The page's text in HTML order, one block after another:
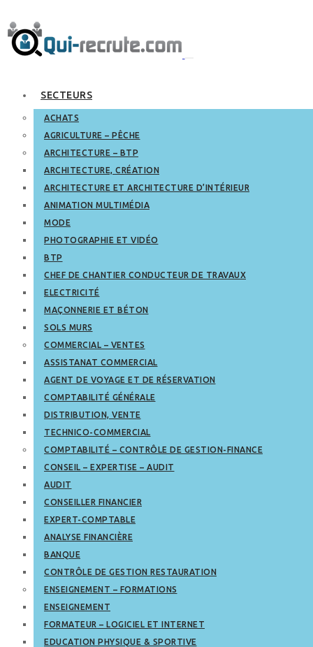
SECTEURS
ACHATS
AGRICULTURE – PÊCHE
ARCHITECTURE – BTP
ARCHITECTURE, CRÉATION
ARCHITECTURE ET ARCHITECTURE D’INTÉRIEUR
ANIMATION MULTIMÉDIA
MODE
PHOTOGRAPHIE ET VIDÉO
BTP
CHEF DE CHANTIER CONDUCTEUR DE TRAVAUX
ELECTRICITÉ
MAÇONNERIE ET BÉTON
SOLS MURS
COMMERCIAL – VENTES
ASSISTANAT COMMERCIAL
AGENT DE VOYAGE ET DE RÉSERVATION
COMPTABILITÉ GÉNÉRALE
DISTRIBUTION, VENTE
TECHNICO-COMMERCIAL
COMPTABILITÉ – CONTRÔLE DE GESTION-FINANCE
CONSEIL – EXPERTISE – AUDIT
AUDIT
CONSEILLER FINANCIER
EXPERT-COMPTABLE
ANALYSE FINANCIÈRE
BANQUE
CONTRÔLE DE GESTION RESTAURATION
ENSEIGNEMENT – FORMATIONS
ENSEIGNEMENT
FORMATEUR – LOGICIEL ET INTERNET
EDUCATION PHYSIQUE & SPORTIVE